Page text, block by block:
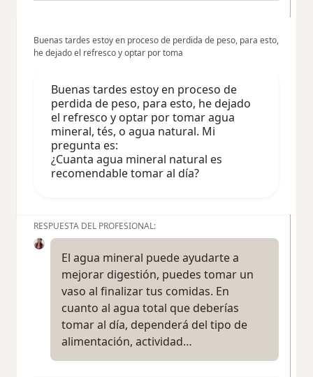
Buenas tardes estoy en proceso de perdida de peso, para esto,
he dejado el refresco y optar por toma
Buenas tardes estoy en proceso de
perdida de peso, para esto, he dejado
el refresco y optar por tomar agua
mineral, tés, o agua natural. Mi
pregunta es:
¿Cuanta agua mineral natural es
recomendable tomar al día?
RESPUESTA DEL PROFESIONAL:
El agua mineral puede ayudarte a
mejorar digestión, puedes tomar un
vaso al finalizar tus comidas. En
cuanto al agua total que deberías
tomar al día, dependerá del tipo de
alimentación, actividad…